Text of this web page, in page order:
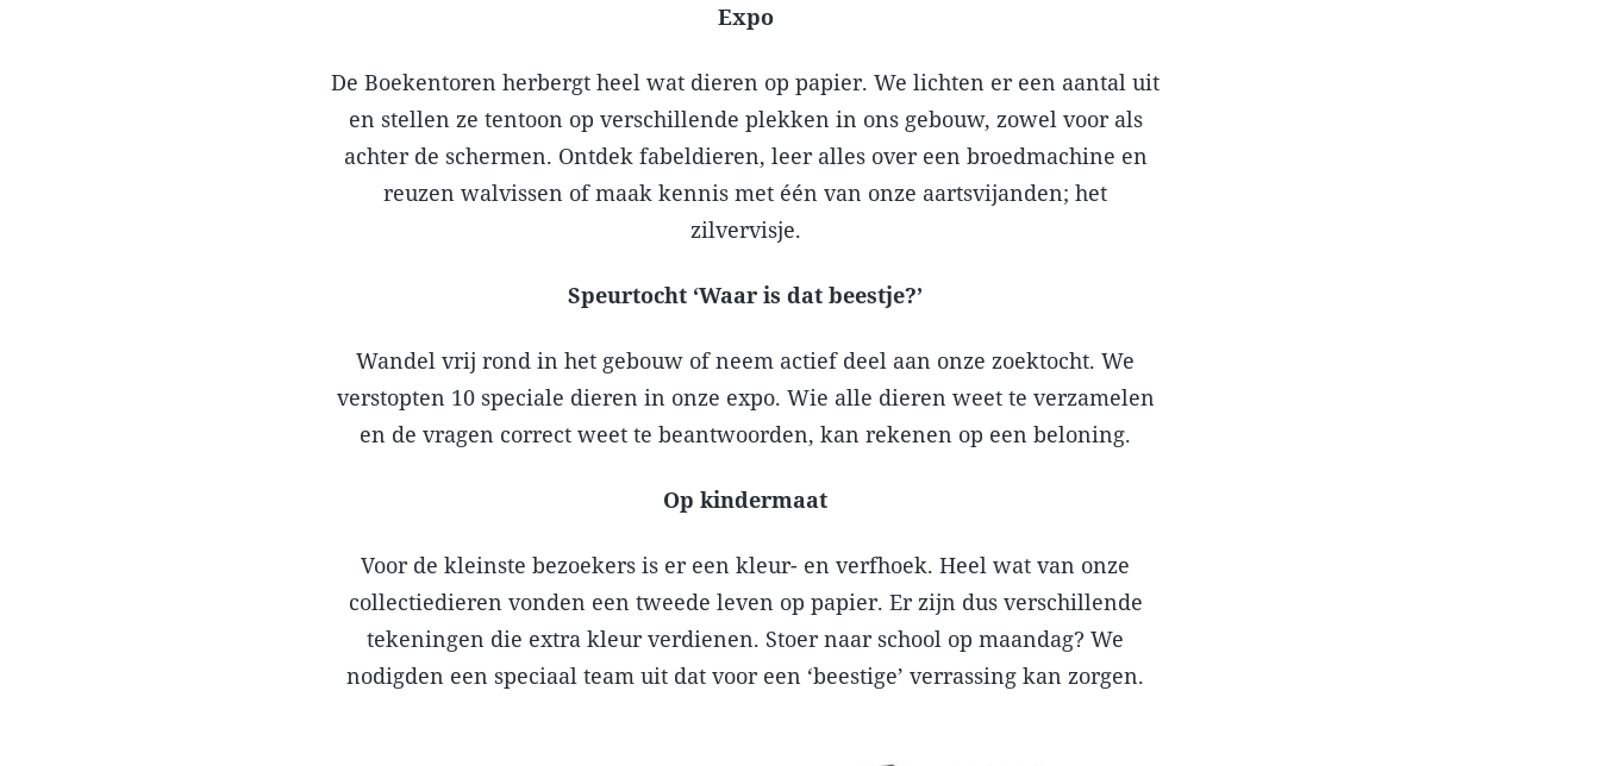
Expo
De Boekentoren herbergt heel wat dieren op papier. We lichten er een aantal uit
en stellen ze tentoon op verschillende plekken in ons gebouw, zowel voor als
achter de schermen. Ontdek fabeldieren, leer alles over een broedmachine en
reuzen walvissen of maak kennis met één van onze aartsvijanden; het
zilvervisje.
Speurtocht ‘Waar is dat beestje?’
Wandel vrij rond in het gebouw of neem actief deel aan onze zoektocht. We
verstopten 10 speciale dieren in onze expo. Wie alle dieren weet te verzamelen
en de vragen correct weet te beantwoorden, kan rekenen op een beloning.
Op kindermaat
Voor de kleinste bezoekers is er een kleur- en verfhoek. Heel wat van onze
collectiedieren vonden een tweede leven op papier. Er zijn dus verschillende
tekeningen die extra kleur verdienen. Stoer naar school op maandag? We
nodigden een speciaal team uit dat voor een ‘beestige’ verrassing kan zorgen.